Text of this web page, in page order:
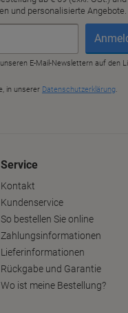
Service
Kontakt
Kundenservice
So bestellen Sie online
Zahlungsinformationen
Lieferinformationen
Rückgabe und Garantie
Wo ist meine Bestellung?